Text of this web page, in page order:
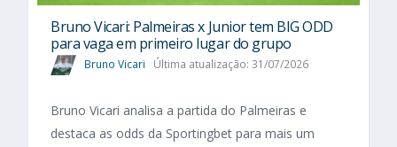
Bruno Vicari: Palmeiras x Junior tem BIG ODD
para vaga em primeiro lugar do grupo
Bruno Vicari Última atualização: 31/07/2026
Bruno Vicari analisa a partida do Palmeiras e
destaca as odds da Sportingbet para mais um